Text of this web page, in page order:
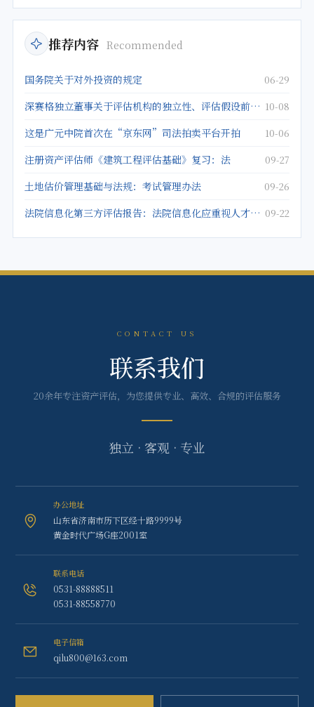
推荐内容 Recommended
国务院关于对外投资的规定 06-29
深赛格独立董事关于评估机构的独立性、评估假设前提的合理性、评估方法与评估目的的相关性及评估定价的公允 10-08
这是广元中院首次在“京东网”司法拍卖平台开拍 10-06
注册资产评估师《建筑工程评估基础》复习：法 09-27
土地估价管理基础与法规：考试管理办法 09-26
法院信息化第三方评估报告：法院信息化应重视人才建设 09-22
CONTACT US
联系我们
20余年专注资产评估，为您提供专业、高效、合规的评估服务
独立 · 客观 · 专业
办公地址
山东省济南市历下区经十路9999号
黄金时代广场G座2001室
联系电话
0531-88888511
0531-88558770
电子信箱
qilu800@163.com